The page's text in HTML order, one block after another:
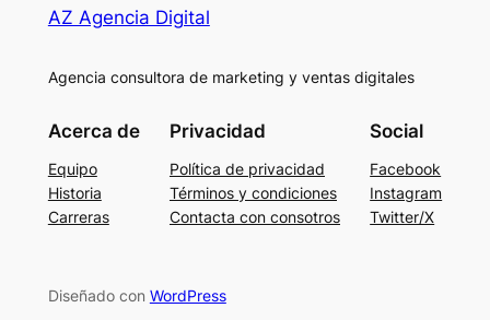
AZ Agencia Digital
Agencia consultora de marketing y ventas digitales
Acerca de
Equipo
Historia
Carreras
Privacidad
Política de privacidad
Términos y condiciones
Contacta con consotros
Social
Facebook
Instagram
Twitter/X
Diseñado con WordPress